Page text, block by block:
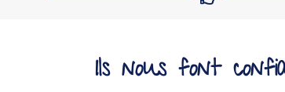
Ils nous font